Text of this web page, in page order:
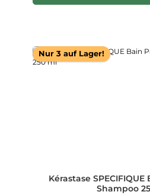
Nur 3 auf Lager!
Kérastase
Shampoo